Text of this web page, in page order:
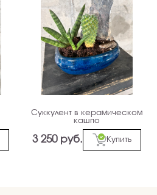
Суккулент в керамическом
кашпо
3 250 руб. Купить